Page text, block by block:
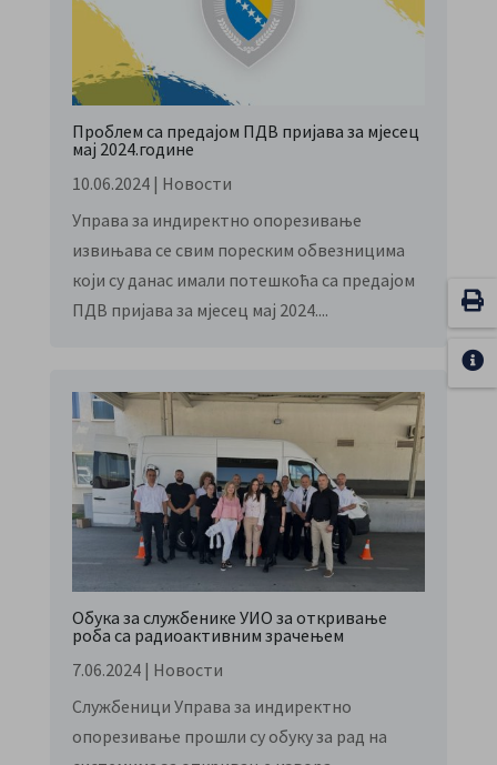
Проблем са предајом ПДВ пријава за мјесец
мај 2024.године
10.06.2024| Новости
Управа за индиректно опорезивање
извињава се свим пореским обвезницима
који су данас имали потешкоћа са предајом
ПДВ пријава за мјесец мај 2024....
Обука за службенике УИО за откривање
роба са радиоактивним зрачењем
7.06.2024| Новости
Службеници Управа за индиректно
опорезивање прошли су обуку за рад на